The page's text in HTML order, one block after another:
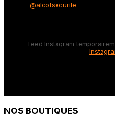
@alcofsecurite
Feed Instagram
NOS BOUTIQUES